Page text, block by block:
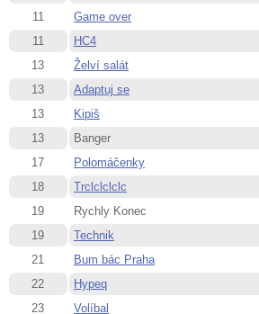
11
Game over
11
HC4
13
Želví salát
13
Adaptuj se
13
Kipiš
13
Banger
17
Polomáčenky
18
Trclclclclc
19
Rychly Konec
19
Technik
21
Bum bác Praha
22
Hypeq
23
Volíbal